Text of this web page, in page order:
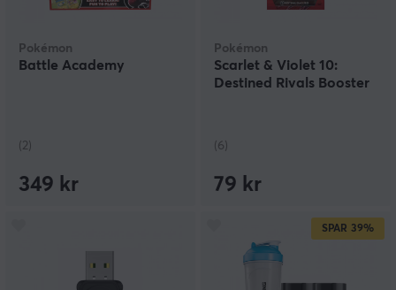
Pokémon
Battle Academy
(2)
349 kr
Pokémon
Scarlet & Violet 10:
Destined Rivals Booster
(6)
79 kr
SPAR 39%